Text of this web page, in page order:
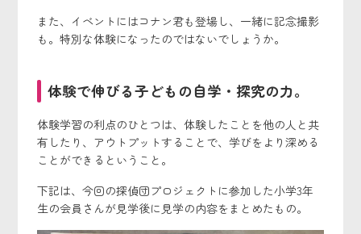
また、イベントにはコナン君も登場し、一緒に記念撮影
も。特別な体験になったのではないでしょうか。
体験で伸びる子どもの自学・探究の力。
体験学習の利点のひとつは、体験したことを他の人と共
有したり、アウトプットすることで、学びをより深める
ことができるということ。
下記は、今回の探偵団プロジェクトに参加した小学3年
生の会員さんが見学後に見学の内容をまとめたもの。